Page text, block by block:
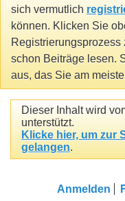
sich vermutlich
können. Klicken Sie
Registrierungsprozess
schon Beiträge lesen.
aus, das Sie am
Dieser Inhalt wird
unterstützt.
Klicke hier, um zur
gelangen.
Anmelden